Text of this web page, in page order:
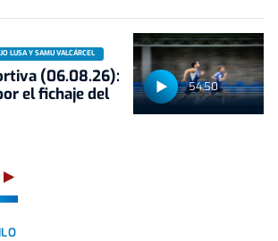
54:50
LUSA Y SAMU VALCÁRCEL
(06.08.26):
el fichaje del